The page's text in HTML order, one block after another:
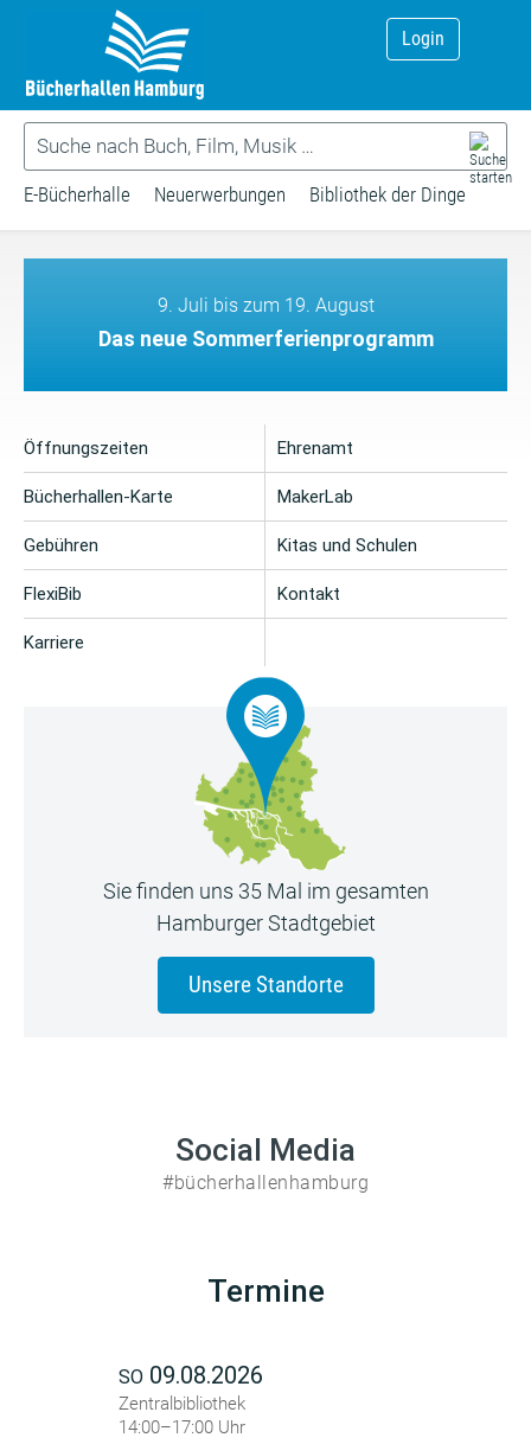
Login
E-Bücherhalle Neuerwerbungen Bibliothek der Dinge
9. Juli bis zum 19. August
Das neue Sommerferienprogramm
Öffnungszeiten
Bücherhallen-Karte
Gebühren
FlexiBib
Karriere
Ehrenamt
MakerLab
Kitas und Schulen
Kontakt
Sie finden uns 35 Mal im gesamten
Hamburger Stadtgebiet
Unsere Standorte
Social Media
#bücherhallenhamburg
Termine
SO 09.08.2026
Zentralbibliothek
14:00–17:00 Uhr